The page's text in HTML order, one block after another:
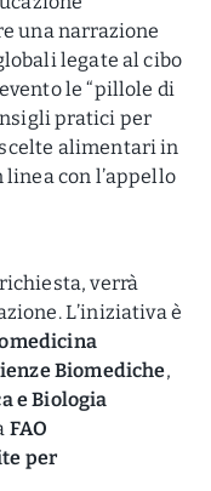
una narrazione
legate al cibo
le “pillole di
pratici per
alimentari in
con l’appello
verrà
L’iniziativa è
Biomediche,
e Biologia
FAO
per